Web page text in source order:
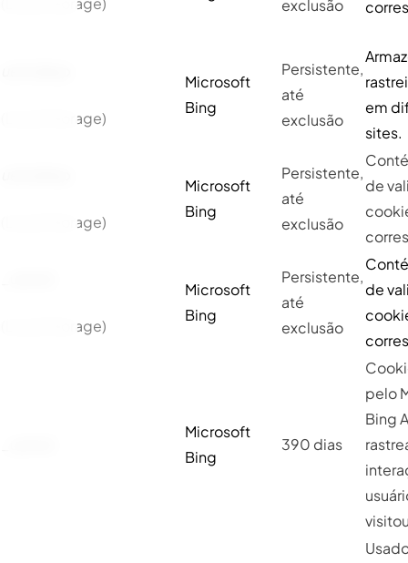
exclusão
(Local Storage)
Microsoft
Bing
Persistente,
até
exclusão
em
sites.
(Local Storage)
Microsoft
Bing
Persistente,
até
exclusão
de
(Local Storage)
Microsoft
Bing
Persistente,
até
exclusão
de
Microsoft
Bing
390 dias
pelo
Bing